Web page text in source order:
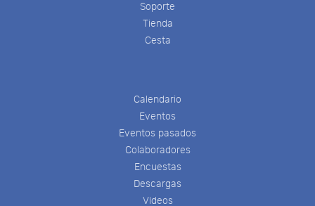
Soporte
Tienda
Cesta
Calendario
Eventos
Eventos pasados
Colaboradores
Encuestas
Descargas
Videos